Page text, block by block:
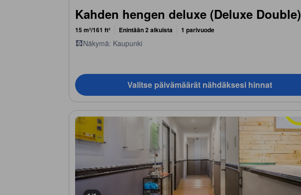
Kahden hengen deluxe (Deluxe Double)
15 m²/161 ft² Enintään 2 aikuista 1 parivuode
Näkymä: Kaupunki
Valitse päivämäärät nähdäksesi hinnat